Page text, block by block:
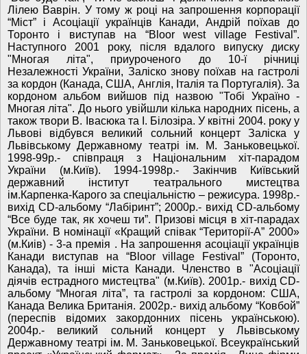
Лілею Ваврін. У тому ж році на запрошення корпорації
“Міст” і Асоціації українців Канади, Андрій поїхав до
Торонто і виступав на “Bloor west village Festival”.
Наступного 2001 року, після вдалого випуску диску
"Многая літа", приуроченого до 10-ї річниці
Незалежності України, Заліско знову поїхав на гастролі
за кордон (Канада, США, Англія, Італія та Португалія). За
кордоном альбом вийшов під назвою "Тобі Україно -
Многая літа". До нього увійшли кілька народних пісень, а
також твори В. Івасюка та І. Білозіра. У квітні 2004. року у
Львові відбувся великий сольний концерт Заліска у
Львівському Державному театрі ім. М. Заньковецької.
1998-99р.- співпраця з Національним хіт-парадом
України (м.Київ). 1994-1998р.- Закінчив Київський
державний інститут театрального мистецтва
ім.Карпенка-Карого за спеціальністю – режисура. 1998р.-
вихід CD-альбому “Лабіринт”; 2000р.- вихід CD-альбому
“Все буде так, як хочеш ти”. Призові місця в хіт-парадах
України. В номінації «Кращий співак “Території-А” 2000»
(м.Киів) - 3-а премія . На запрошення асоціації українців
Канади виступав на “Bloor village Festival” (Торонто,
Канада), та інші міста Канади. Членство в "Асоціації
діячів естрадного мистецтва" (м.Київ). 2001р.- вихід CD-
альбому “Многая літа”, та гастролі за кордоном: США,
Канада Велика Британія. 2002р.- вихід альбому “Ковбой”
(переспів відомих закордонних пісень українською).
2004р.- великий сольний концерт у Львівському
Державному театрі ім. М. Заньковецької. Всеукраїнський